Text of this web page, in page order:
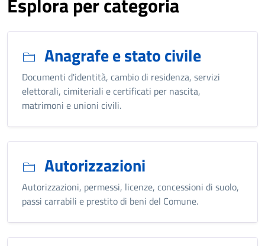
Anagrafe e stato civile
Documenti d'identità, cambio di residenza, servizi
elettorali, cimiteriali e certificati per nascita,
matrimoni e unioni civili.
Autorizzazioni
Autorizzazioni, permessi, licenze, concessioni di suolo,
passi carrabili e prestito di beni del Comune.